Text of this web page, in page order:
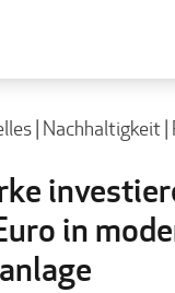
| Nachhaltigkeit|
in